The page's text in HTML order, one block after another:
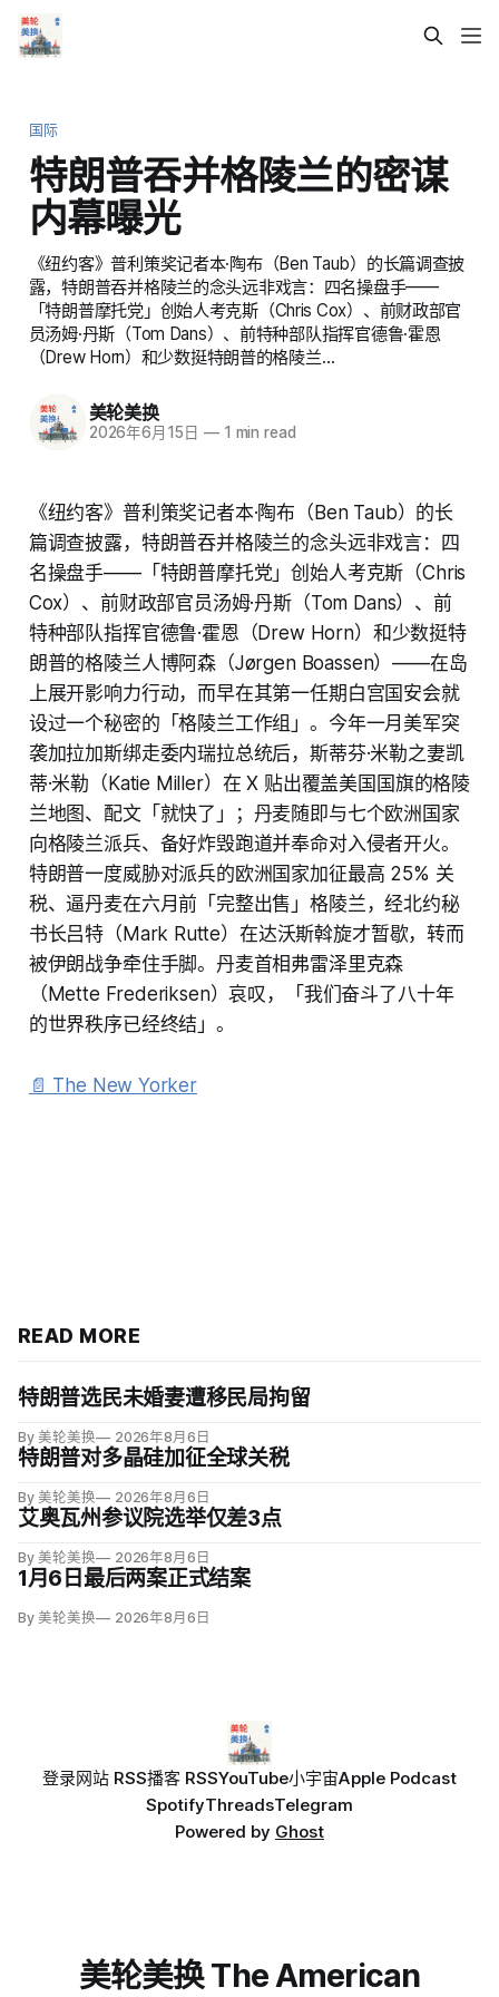
国际
特朗普吞并格陵兰的密谋
内幕曝光
《纽约客》普利策奖记者本·陶布（Ben Taub）的长篇调查披
露，特朗普吞并格陵兰的念头远非戏言：四名操盘手——
「特朗普摩托党」创始人考克斯（Chris Cox）、前财政部官
员汤姆·丹斯（Tom Dans）、前特种部队指挥官德鲁·霍恩
（Drew Horn）和少数挺特朗普的格陵兰…
美轮美换
2026年6月15日 —1 min read
《纽约客》普利策奖记者本·陶布（Ben Taub）的长
篇调查披露，特朗普吞并格陵兰的念头远非戏言：四
名操盘手——「特朗普摩托党」创始人考克斯（Chris
Cox）、前财政部官员汤姆·丹斯（Tom Dans）、前
特种部队指挥官德鲁·霍恩（Drew Horn）和少数挺特
朗普的格陵兰人博阿森（Jørgen Boassen）——在岛
上展开影响力行动，而早在其第一任期白宫国安会就
设过一个秘密的「格陵兰工作组」。今年一月美军突
袭加拉加斯绑走委内瑞拉总统后，斯蒂芬·米勒之妻凯
蒂·米勒（Katie Miller）在 X 贴出覆盖美国国旗的格陵
兰地图、配文「就快了」；丹麦随即与七个欧洲国家
向格陵兰派兵、备好炸毁跑道并奉命对入侵者开火。
特朗普一度威胁对派兵的欧洲国家加征最高 25% 关
税、逼丹麦在六月前「完整出售」格陵兰，经北约秘
书长吕特（Mark Rutte）在达沃斯斡旋才暂歇，转而
被伊朗战争牵住手脚。丹麦首相弗雷泽里克森
（Mette Frederiksen）哀叹，「我们奋斗了八十年
的世界秩序已经终结」。
📄 The New Yorker
READ MORE
特朗普选民未婚妻遭移民局拘留
By 美轮美换 2026年8月6日
特朗普对多晶硅加征全球关税
By 美轮美换 2026年8月6日
艾奥瓦州参议院选举仅差3点
By 美轮美换 2026年8月6日
1月6日最后两案正式结案
By 美轮美换 2026年8月6日
登录网站 RSS播客 RSSYouTube小宇宙Apple Podcast
SpotifyThreadsTelegram
Powered by Ghost
美轮美换 The American